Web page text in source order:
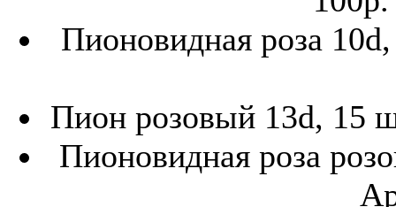
Пионовидная роза
Пион розовый 13d, 15
Пионовидная роза